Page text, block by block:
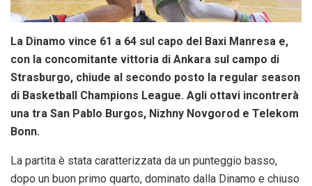
La Dinamo vince 61 a 64 sul capo del Baxi Manresa e,
con la concomitante vittoria di Ankara sul campo di
Strasburgo, chiude al secondo posto la regular season
di Basketball Champions League. Agli ottavi incontrerà
una tra San Pablo Burgos, Nizhny Novgorod e Telekom
Bonn.
La partita è stata caratterizzata da un punteggio basso,
dopo un buon primo quarto, dominato dalla Dinamo e chiuso